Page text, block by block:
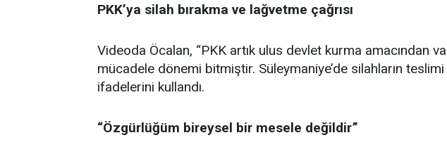
PKK’ya silah bırakma ve lağvetme çağrısı
Videoda Öcalan, “PKK artık ulus devlet kurma amacından
mücadele dönemi bitmiştir. Süleymaniye’de silahların teslimi
ifadelerini kullandı.
“Özgürlüğüm bireysel bir mesele değildir”